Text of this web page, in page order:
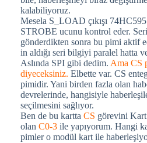
kalabiliyoruz.
Mesela S_LOAD çıkışı
STROBE ucunu kontrol eder.
gönderdikten sonra bu pimi aktif
in aldığı seri bilgiyi paralel hatta
Aslında SPI gibi dedim. Ama CS
diyeceksiniz. Elbette var. CS
pimidir. Yani birden fazla olan
devrelerinde, hangisiyle
seçilmesini sağlıyor.
Ben de bu kartta CS görevini
olan C0-3 ile yapıyorum. Hangi
pimler o modül kart ile